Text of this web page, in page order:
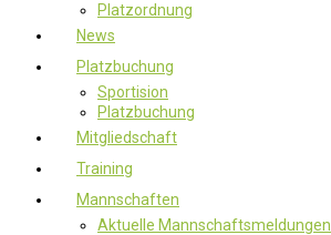
Platzordnung
News
Platzbuchung
Sportision
Platzbuchung
Mitgliedschaft
Training
Mannschaften
Aktuelle Mannschaftsmeldungen